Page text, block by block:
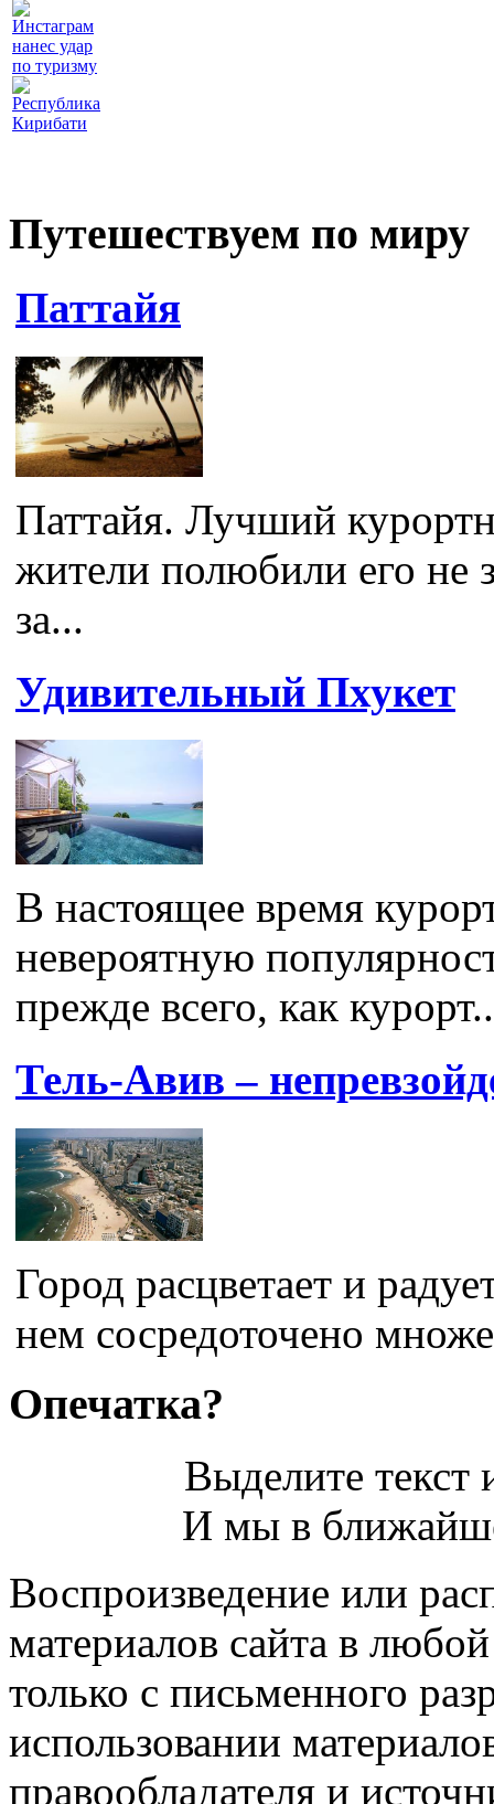
Инстаграм
нанес удар
по туризму
Республика
Кирибати
Путешествуем по миру
Паттайя
Паттайя. Лучший
жители полюбили его не
за...
Удивительный Пхукет
В настоящее время
невероятную
прежде всего, как
Тель-Авив –
Город расцветает и
нем сосредоточено
Опечатка?
Выделите
И мы в
Воспроизведение или
материалов сайта в
только с письменного
использовании
правообладателя и